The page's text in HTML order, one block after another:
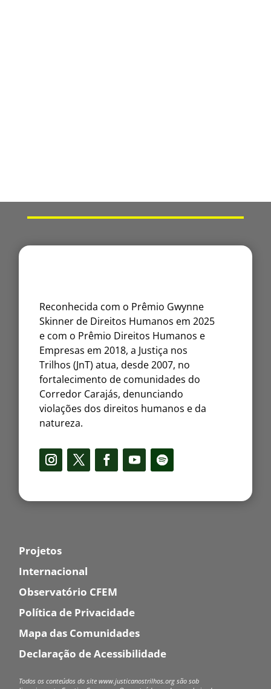
Reconhecida com o Prêmio Gwynne
Skinner de Direitos Humanos em 2025
e com o Prêmio Direitos Humanos e
Empresas em 2018, a Justiça nos
Trilhos (JnT) atua, desde 2007, no
fortalecimento de comunidades do
Corredor Carajás, denunciando
violações dos direitos humanos e da
natureza.
Projetos
Internacional
Observatório CFEM
Política de Privacidade
Mapa das Comunidades
Declaração de Acessibilidade
Todos os conteúdos do site www.justicanostrilhos.org são sob